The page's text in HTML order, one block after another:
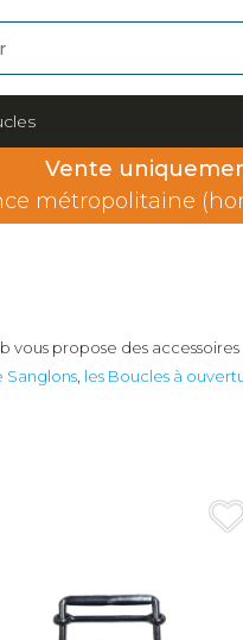
Vente
métropolitaine
vous propose des
Sanglons les Boucles à